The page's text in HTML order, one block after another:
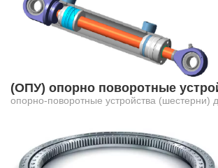
(ОПУ) опорно поворотные
опорно-поворотные устройства (шестерни)